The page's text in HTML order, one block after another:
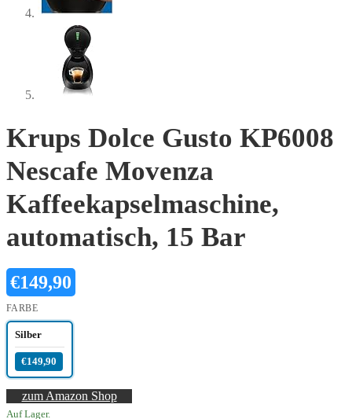
Krups Dolce Gusto KP6008
Nescafe Movenza
Kaffeekapselmaschine,
automatisch, 15 Bar
€149,90
FARBE
Silber
€149,90
zum Amazon Shop
Auf Lager.